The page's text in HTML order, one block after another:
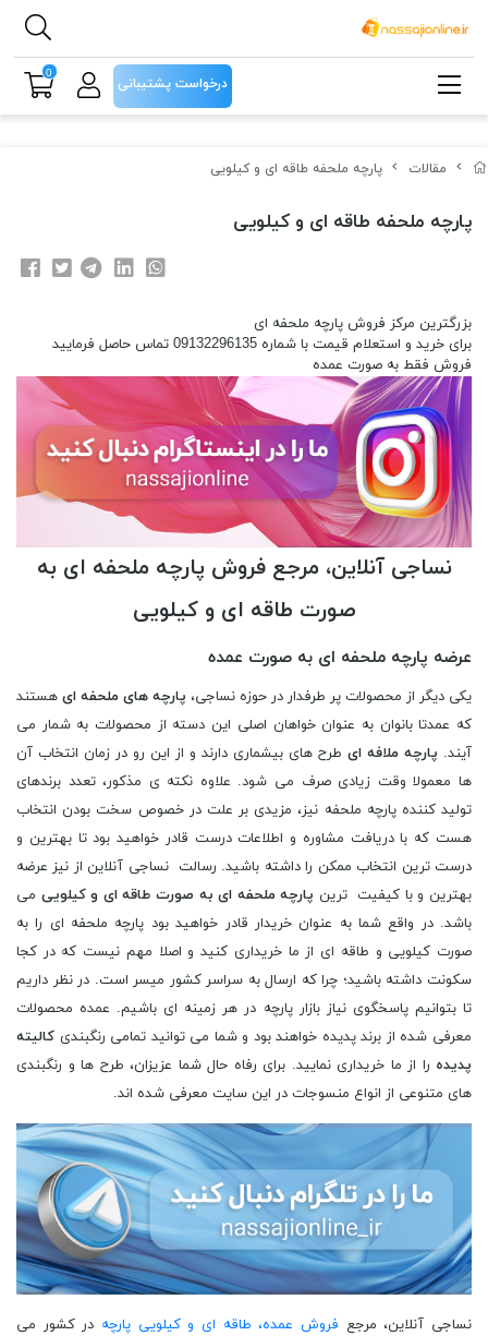
مقالات پارچه ملحفه طاقه ای و کیلویی
پارچه ملحفه طاقه ای و کیلویی
بزرگترین مرکز فروش پارچه ملحفه ای
برای خرید و استعلام قیمت با شماره 09132296135 تماس حاصل فرمایید
فروش فقط به صورت عمده
نساجی آنلاین، مرجع فروش پارچه ملحفه ای به
صورت طاقه ای و کیلویی
عرضه پارچه ملحفه ای به صورت عمده
یکی دیگر از محصولات پر طرفدار در حوزه نساجی، پارچه های ملحفه ای هستند
که عمدتا بانوان به عنوان خواهان اصلی این دسته از محصولات به شمار می
آیند. پارچه ملافه ای طرح های بیشماری دارند و از این رو در زمان انتخاب آن
ها معمولا وقت زیادی صرف می شود. علاوه نکته ی مذکور، تعدد برندهای
تولید کننده پارچه ملحفه نیز، مزیدی بر علت در خصوص سخت بودن انتخاب
هست که با دریافت مشاوره و اطلاعات درست قادر خواهید بود تا بهترین و
درست ترین انتخاب ممکن را داشته باشید. رسالت نساجی آنلاین از نیز عرضه
بهترین و با کیفیت ترین پارچه ملحفه ای به صورت طاقه ای و کیلویی می
باشد. در واقع شما به عنوان خریدار قادر خواهید بود پارچه ملحفه ای را به
صورت کیلویی و طاقه ای از ما خریداری کنید و اصلا مهم نیست که در کجا
سکونت داشته باشید؛ چرا که ارسال به سراسر کشور میسر است. در نظر داریم
تا بتوانیم پاسخگوی نیاز بازار پارچه در هر زمینه ای باشیم. عمده محصولات
معرفی شده از برند پدیده خواهند بود و شما می توانید تمامی رنگبندی کالیته
پدیده را از ما خریداری نمایید. برای رفاه حال شما عزیزان، طرح ها و رنگبندی
های متنوعی از انواع منسوجات در این سایت معرفی شده اند.
نساجی آنلاین، مرجع فروش عمده، طاقه ای و کیلویی پارچه در کشور می
درخواست پشتیبانی
0